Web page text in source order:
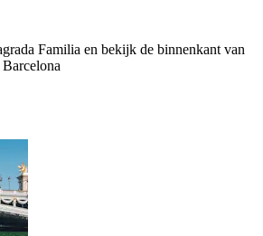
Familia en bekijk de binnenkant van